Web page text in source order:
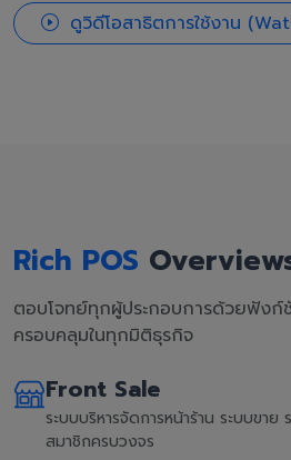
ดูวิดีโอสาธิตการใช้งาน
Rich POS
ตอบโจทย์ทุกผู้ประกอบการด้วยฟังก์
ครอบคลุมในทุกมิติธุรกิจ
Front Sale
ระบบบริหารจัดการหน้าร้าน ระบบขาย
สมาชิกครบวงจร